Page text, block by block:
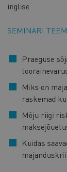
inglise
SEMINARI
Praeguse
Miks on
raskemad
Mõju riigi
Kuidas